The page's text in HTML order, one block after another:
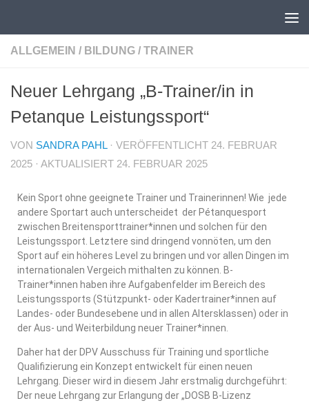
ALLGEMEIN / BILDUNG / TRAINER
Neuer Lehrgang „B-Trainer/in in
Petanque Leistungssport“
VON SANDRA PAHL · VERÖFFENTLICHT 24. FEBRUAR
2025 · AKTUALISIERT 24. FEBRUAR 2025
Kein Sport ohne geeignete Trainer und Trainerinnen! Wie jede
andere Sportart auch unterscheidet der Pétanquesport
zwischen Breitensporttrainer*innen und solchen für den
Leistungssport. Letztere sind dringend vonnöten, um den
Sport auf ein höheres Level zu bringen und vor allen Dingen im
internationalen Vergeich mithalten zu können. B-
Trainer*innen haben ihre Aufgabenfelder im Bereich des
Leistungssports (Stützpunkt- oder Kadertrainer*innen auf
Landes- oder Bundesebene und in allen Altersklassen) oder in
der Aus- und Weiterbildung neuer Trainer*innen.
Daher hat der DPV Ausschuss für Training und sportliche
Qualifizierung ein Konzept entwickelt für einen neuen
Lehrgang. Dieser wird in diesem Jahr erstmalig durchgeführt:
Der neue Lehrgang zur Erlangung der „DOSB B-Lizenz